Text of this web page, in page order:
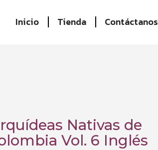
Inicio Tienda Contáctanos
Nativas de
Vol. 6 Inglés